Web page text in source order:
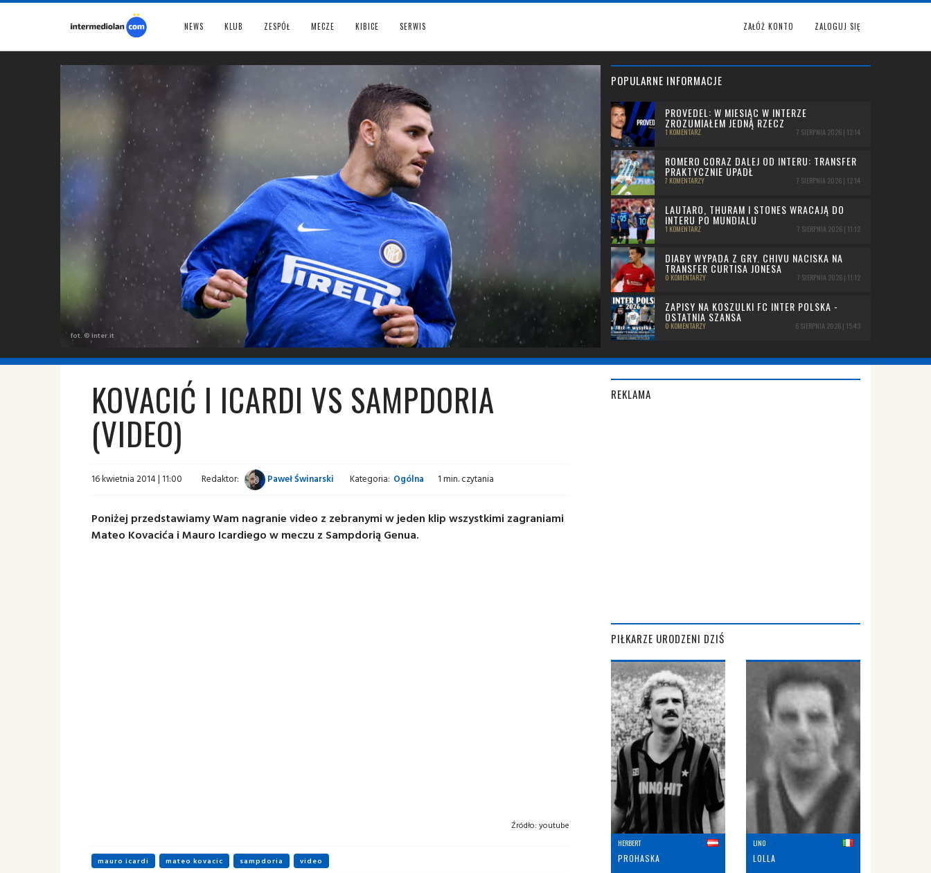
NEWS KLUB ZESPÓŁ MECZE KIBICE SERWIS ZAŁÓŻ KONTO ZALOGUJ SIĘ
fot. © inter.it
POPULARNE INFORMACJE
PROVEDEL: W MIESIĄC W INTERZE
ZROZUMIAŁEM JEDNĄ RZECZ
1 KOMENTARZ 7 SIERPNIA 2026 | 12:14
ROMERO CORAZ DALEJ OD INTERU: TRANSFER
PRAKTYCZNIE UPADŁ
7 KOMENTARZY 7 SIERPNIA 2026 | 12:14
LAUTARO, THURAM I STONES WRACAJĄ DO
INTERU PO MUNDIALU
1 KOMENTARZ 7 SIERPNIA 2026 | 11:12
DIABY WYPADA Z GRY. CHIVU NACISKA NA
TRANSFER CURTISA JONESA
0 KOMENTARZY 7 SIERPNIA 2026 | 11:12
ZAPISY NA KOSZULKI FC INTER POLSKA -
OSTATNIA SZANSA
0 KOMENTARZY 6 SIERPNIA 2026 | 15:43
KOVACIĆ I ICARDI VS SAMPDORIA
(VIDEO)
16 kwietnia 2014 | 11:00 Redaktor: Paweł Świnarski Kategoria: Ogólna 1 min. czytania
Poniżej przedstawiamy Wam nagranie video z zebranymi w jeden klip wszystkimi zagraniami
Mateo Kovacića i Mauro Icardiego w meczu z Sampdorią Genua.
Źródło: youtube
mauro icardi mateo kovacic sampdoria video
REKLAMA
PIŁKARZE URODZENI DZIŚ
HERBERT
PROHASKA
LINO
LOLLA